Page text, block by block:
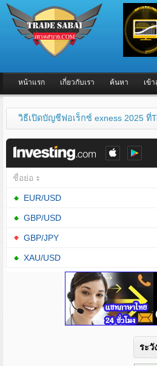
หน้าแรก เกี่ยวกับเรา ค้นหา เข้
วิธีเปิดบัญชีฟอเร็กซ์ exness 2025 ที่
ระวั